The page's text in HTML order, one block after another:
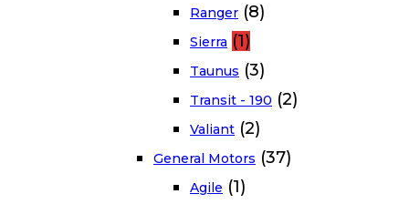
Ranger (8)
Sierra (1)
Taunus (3)
Transit - 190 (2)
Valiant (2)
General Motors (37)
Agile (1)